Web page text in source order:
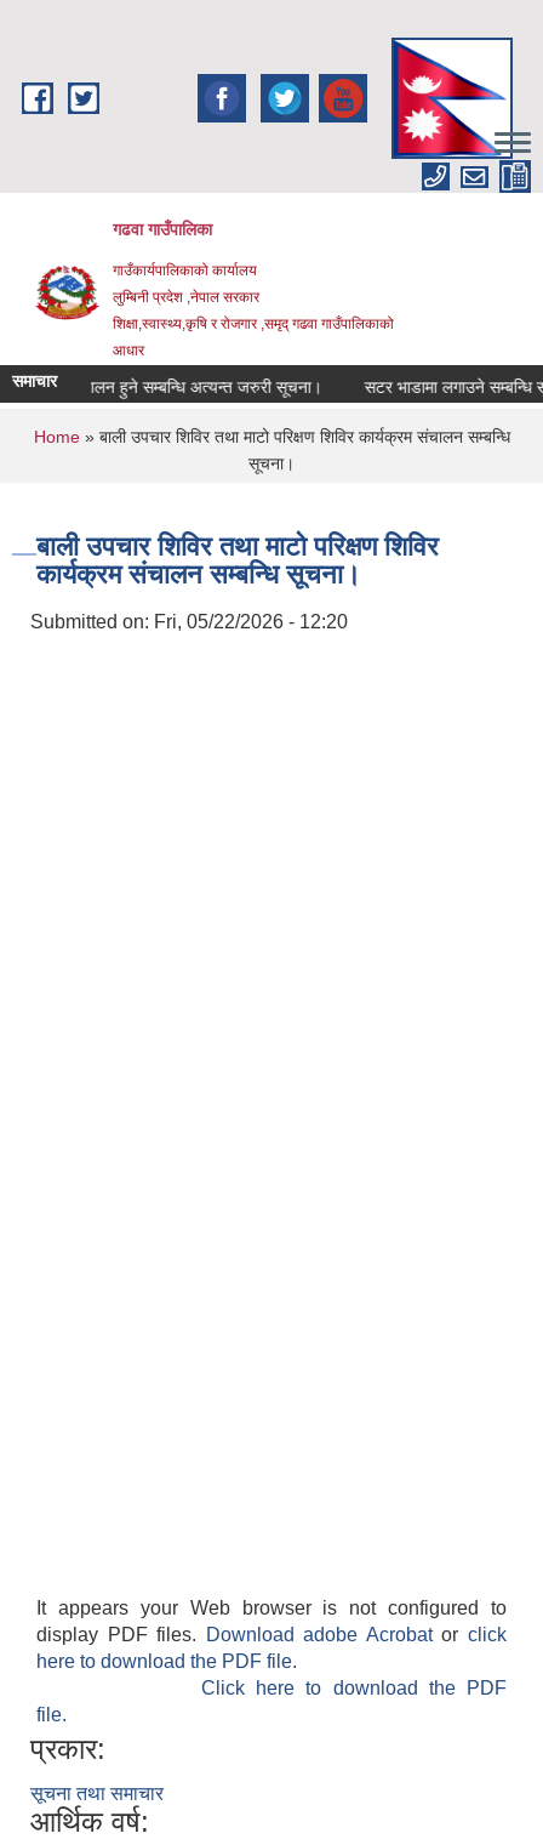
गढवा गाउँपालिका
गाउँकार्यपालिकाको कार्यालय
लुम्बिनी प्रदेश ,नेपाल सरकार
शिक्षा,स्वास्थ्य,कृषि र रोजगार ,समृद् गढवा गाउँपालिकाको
आधार
समाचारसंचालन हुने सम्बन्धि अत्यन्त जरुरी सूचना। सटर भाडामा लगाउने सम्बन्धि
You are here
Home» बाली उपचार शिविर तथा माटो परिक्षण शिविर कार्यक्रम संचालन सम्बन्धि
सूचना।
बाली उपचार शिविर तथा माटो परिक्षण शिविर
कार्यक्रम संचालन सम्बन्धि सूचना।
Submitted on: Fri, 05/22/2026 - 12:20
It appears your Web browser is not configured to
display PDF files.
Download adobe Acrobatorclick
here to download the PDF file.
Click here to download the PDF
file.
प्रकार:
सूचना तथा समाचार
आर्थिक वर्ष: